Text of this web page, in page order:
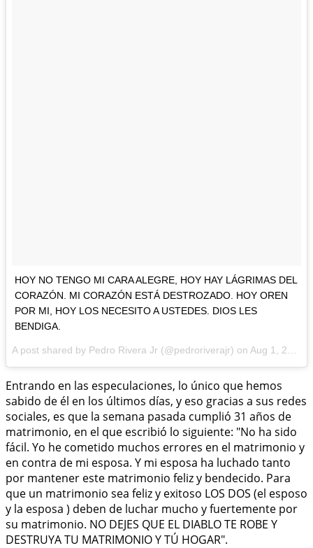
HOY NO TENGO MI CARA ALEGRE, HOY HAY LÁGRIMAS DEL
CORAZÓN. MI CORAZÓN ESTÁ DESTROZADO. HOY OREN
POR MI, HOY LOS NECESITO A USTEDES. DIOS LES
BENDIGA.
A post shared by Pedro Rivera Jr (@pedroriverajr) on Aug 1, 2017 at 7:56am PDT
Entrando en las especulaciones, lo único que hemos
sabido de él en los últimos días, y eso gracias a sus redes
sociales, es que la semana pasada cumplió 31 años de
matrimonio, en el que escribió lo siguiente: "No ha sido
fácil. Yo he cometido muchos errores en el matrimonio y
en contra de mi esposa. Y mi esposa ha luchado tanto
por mantener este matrimonio feliz y bendecido. Para
que un matrimonio sea feliz y exitoso LOS DOS (el esposo
y la esposa ) deben de luchar mucho y fuertemente por
su matrimonio. NO DEJES QUE EL DIABLO TE ROBE Y
DESTRUYA TU MATRIMONIO Y TÚ HOGAR".